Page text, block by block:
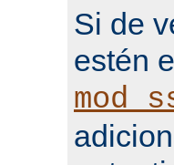
Si de
estén